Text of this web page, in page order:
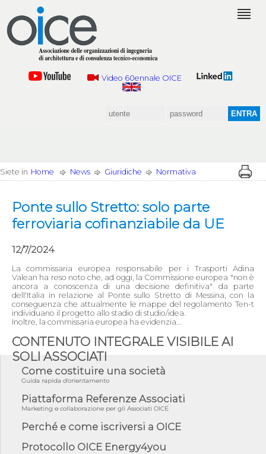
Video 60ennale OICE
Siete in Home News Giuridiche Normativa
Ponte sullo Stretto: solo parte
ferroviaria cofinanziabile da UE
12/7/2024
La commissaria europea responsabile per i Trasporti Adina
Valean ha reso noto che, ad oggi, la Commissione europea "non è
ancora a conoscenza di una decisione definitiva" da parte
dell'Italia in relazione al Ponte sullo Stretto di Messina, con la
conseguenza che attualmente le mappe del regolamento Ten-t
individuano il progetto allo stadio di studio/idea.
Inoltre, la commissaria europea ha evidenzia...
CONTENUTO INTEGRALE VISIBILE AI
SOLI ASSOCIATI
Come costituire una società
Guida rapida d'orientamento
Piattaforma Referenze Associati
Marketing e collaborazione per gli Associati OICE
Perché e come iscriversi a OICE
Protocollo OICE Energy4you